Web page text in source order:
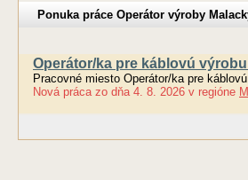
Ponuka práce Operátor výroby
Operátor/ka pre káblovú
Pracovné miesto Operátor/ka pre
Nová práca zo dňa 4. 8. 2026 v regióne